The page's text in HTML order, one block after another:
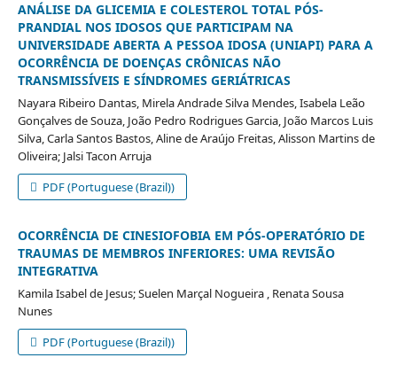
ANÁLISE DA GLICEMIA E COLESTEROL TOTAL PÓS-
PRANDIAL NOS IDOSOS QUE PARTICIPAM NA
UNIVERSIDADE ABERTA A PESSOA IDOSA (UNIAPI) PARA A
OCORRÊNCIA DE DOENÇAS CRÔNICAS NÃO
TRANSMISSÍVEIS E SÍNDROMES GERIÁTRICAS
Nayara Ribeiro Dantas, Mirela Andrade Silva Mendes, Isabela Leão
Gonçalves de Souza, João Pedro Rodrigues Garcia, João Marcos Luis
Silva, Carla Santos Bastos, Aline de Araújo Freitas, Alisson Martins de
Oliveira; Jalsi Tacon Arruja
PDF (Portuguese (Brazil))
OCORRÊNCIA DE CINESIOFOBIA EM PÓS-OPERATÓRIO DE
TRAUMAS DE MEMBROS INFERIORES: UMA REVISÃO
INTEGRATIVA
Kamila Isabel de Jesus; Suelen Marçal Nogueira , Renata Sousa
Nunes
PDF (Portuguese (Brazil))